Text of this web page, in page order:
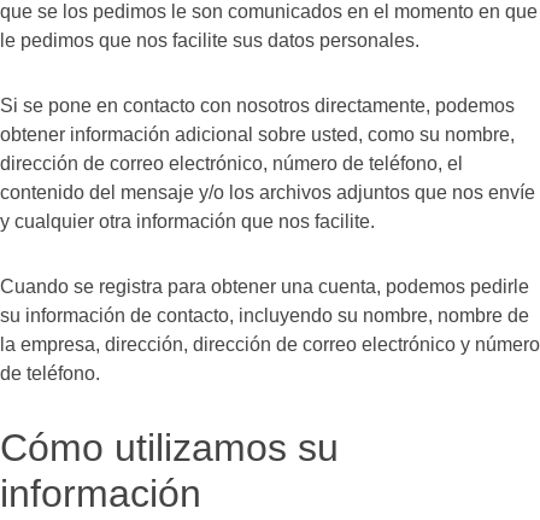
que se los pedimos le son comunicados en el momento en que
le pedimos que nos facilite sus datos personales.
Si se pone en contacto con nosotros directamente, podemos
obtener información adicional sobre usted, como su nombre,
dirección de correo electrónico, número de teléfono, el
contenido del mensaje y/o los archivos adjuntos que nos envíe
y cualquier otra información que nos facilite.
Cuando se registra para obtener una cuenta, podemos pedirle
su información de contacto, incluyendo su nombre, nombre de
la empresa, dirección, dirección de correo electrónico y número
de teléfono.
Cómo utilizamos su
información